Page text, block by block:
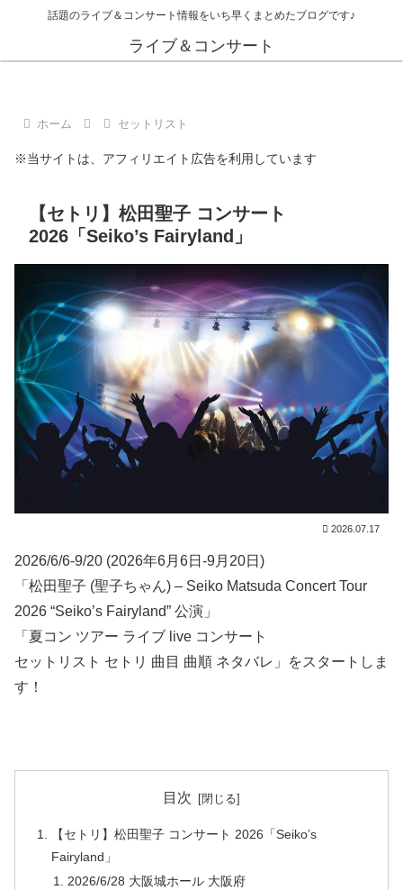
話題のライブ＆コンサート情報をいち早くまとめたブログです♪
ライブ＆コンサート
ホーム セットリスト
※当サイトは、アフィリエイト広告を利用しています
【セトリ】松田聖子 コンサート
2026「Seiko’s Fairyland」
2026.07.17
2026/6/6-9/20 (2026年6月6日-9月20日)
「松田聖子 (聖子ちゃん) – Seiko Matsuda Concert Tour
2026 “Seiko’s Fairyland” 公演」
「夏コン ツアー ライブ live コンサート
セットリスト セトリ 曲目 曲順 ネタバレ」をスタートしま
す！
目次
【セトリ】松田聖子 コンサート 2026「Seiko’s
Fairyland」
2026/6/28 大阪城ホール 大阪府